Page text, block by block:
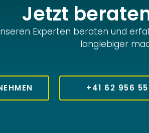
Jetzt
Experten beraten und
langlebiger
+41 62 956